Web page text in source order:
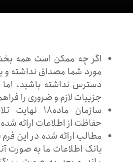
اگر چه ممکن است همه
مورد شما مصداق نداشته و
دسترس نداشته باشید،
جزییات لازم و ضروری را
سازمان
حفاظت از اطلاعات ارائه
مطالب ارائه شده در این
بانک اطلاعات ما به صورت